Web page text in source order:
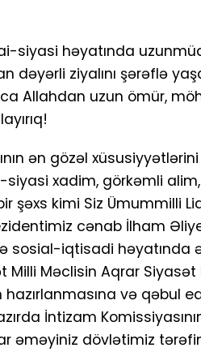
siyasi həyatında
dəyərli ziyalını şərəflə
Allahdan uzun ömür,
ən gözəl
xadim, görkəmli alim,
şəxs kimi Siz Ümummilli
cənab İlham
sosial-iqtisadi həyatında
Milli Məclisin Aqrar
və qəbul
İntizam
əməyiniz dövlətimiz